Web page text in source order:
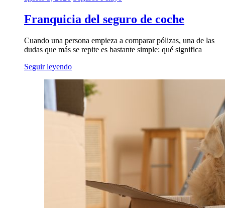
Franquicia del seguro de coche
Cuando una persona empieza a comparar pólizas, una de las
dudas que más se repite es bastante simple: qué significa
Seguir leyendo